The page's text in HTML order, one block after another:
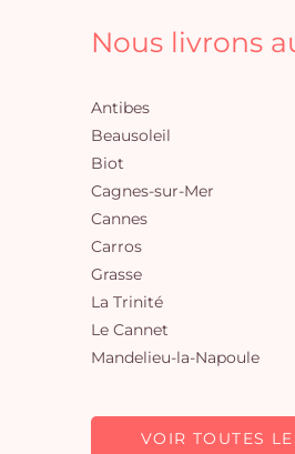
Nous livrons
Antibes
Beausoleil
Biot
Cagnes-sur-Mer
Cannes
Carros
Grasse
La Trinité
Le Cannet
Mandelieu-la-Napoule
VOIR TOUTES